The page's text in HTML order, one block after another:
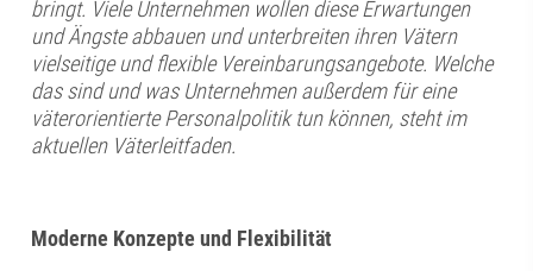
bringt. Viele Unternehmen wollen diese Erwartungen
und Ängste abbauen und unterbreiten ihren Vätern
vielseitige und flexible Vereinbarungsangebote. Welche
das sind und was Unternehmen außerdem für eine
väterorientierte Personalpolitik tun können, steht im
aktuellen Väterleitfaden.
Moderne Konzepte und Flexibilität